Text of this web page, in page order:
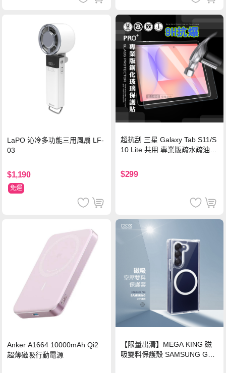
LaPO 沁冷多功能三用風扇 LF-
03
$1,190
免運
超抗刮 三星 Galaxy Tab S11/S
10 Lite 共用 專業版疏水疏油9
$299
Anker A1664 10000mAh Qi2
超薄磁吸行動電源
【限量出清】MEGA KING 磁
吸雙料保護殼 SAMSUNG Gala